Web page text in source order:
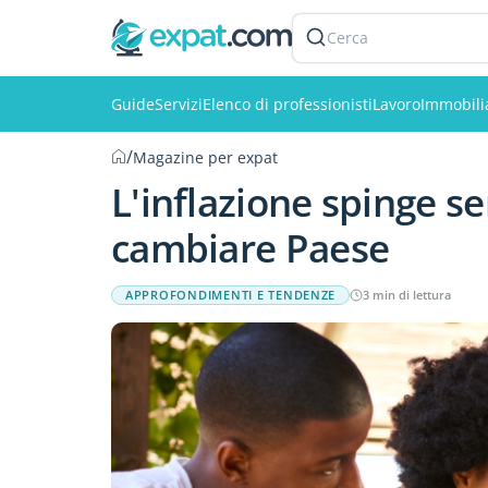
Cerca
GuideServiziElenco di professionistiLavoro
/Magazine per expat
L'inflazione spinge
cambiare Paese
APPROFONDIMENTI E TENDENZE 3 min di lettura